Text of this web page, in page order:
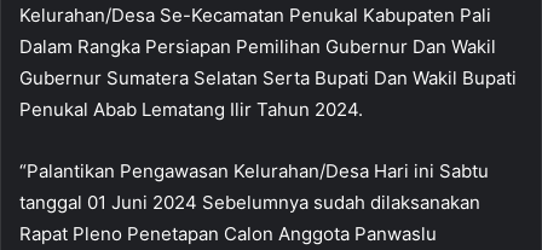
Kelurahan/Desa Se-Kecamatan Penukal Kabupaten Pali
Dalam Rangka Persiapan Pemilihan Gubernur Dan Wakil
Gubernur Sumatera Selatan Serta Bupati Dan Wakil Bupati
Penukal Abab Lematang Ilir Tahun 2024.
“Palantikan Pengawasan Kelurahan/Desa Hari ini Sabtu
tanggal 01 Juni 2024 Sebelumnya sudah dilaksanakan
Rapat Pleno Penetapan Calon Anggota Panwaslu